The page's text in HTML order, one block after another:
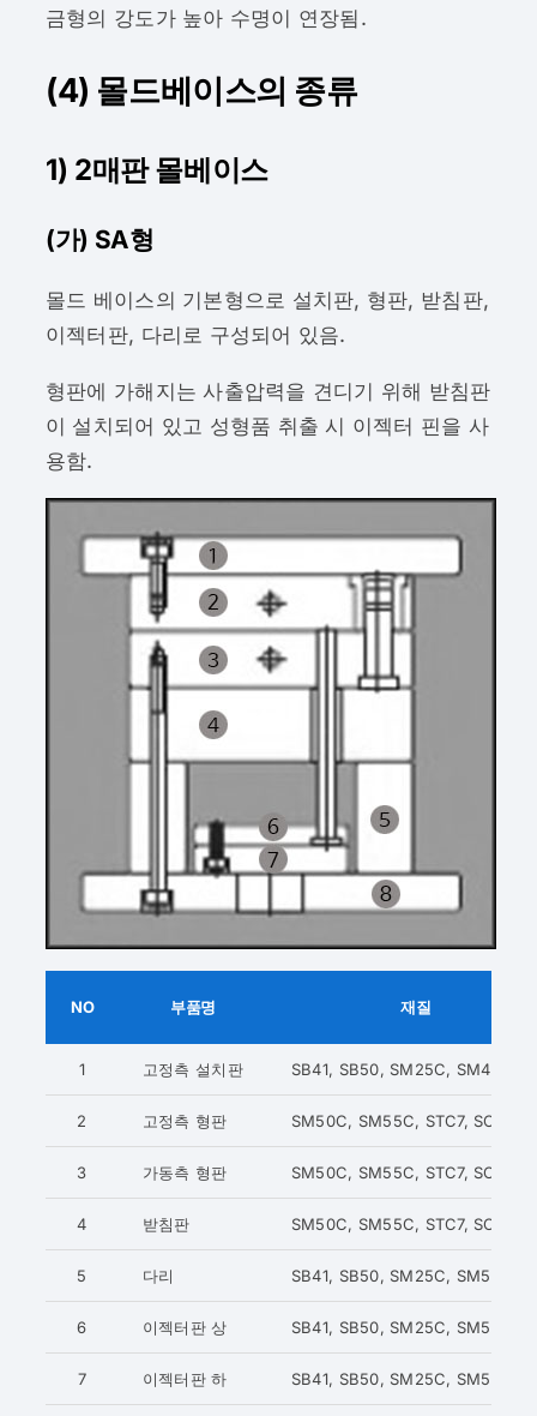
금형의 강도가 높아 수명이 연장됨.
(4) 몰드베이스의 종류
1) 2매판 몰베이스
(가) SA형
몰드 베이스의 기본형으로 설치판, 형판, 받침판,
이젝터판, 다리로 구성되어 있음.
형판에 가해지는 사출압력을 견디기 위해 받침판
이 설치되어 있고 성형품 취출 시 이젝터 핀을 사
용함.
NO 부품명 재질
1 고정측 설치판 SB41, SB50, SM25C, SM45C
2 고정측 형판 SM50C, SM55C, STC7,
3 가동측 형판 SM50C, SM55C, STC7,
4 받침판 SM50C, SM55C, STC7,
5 다리 SB41, SB50, SM25C, SM55C
6 이젝터판 상 SB41, SB50, SM25C, SM55C
7 이젝터판 하 SB41, SB50, SM25C, SM55C